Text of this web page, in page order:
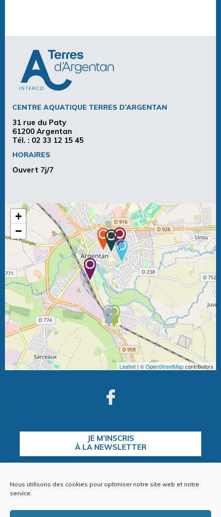
Nous utilisons des cookies pour optimiser notre site web et notre
service.
CENTRE AQUATIQUE TERRES D’ARGENTAN
31 rue du Paty
61200 Argentan
Tél. : 02 33 12 15 45
HORAIRES
Ouvert 7j/7
+
−
Leaflet| ©OpenStreetMapcontributors
JE M’INSCRIS
À LA NEWSLETTER